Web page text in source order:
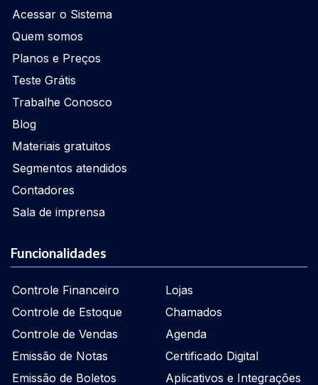
Acessar o Sistema
Quem somos
Planos e Preços
Teste Grátis
Trabalhe Conosco
Blog
Materiais gratuitos
Segmentos atendidos
Contadores
Sala de imprensa
Funcionalidades
Controle Financeiro
Controle de Estoque
Controle de Vendas
Emissão de Notas
Emissão de Boletos
Lojas
Chamados
Agenda
Certificado Digital
Aplicativos e Integrações